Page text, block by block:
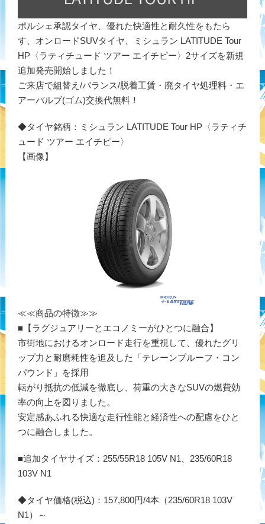
ポルシェ承認タイヤ、優れた快適性と耐久性をもたら
す、オンロードSUVタイヤ、ミシュラン LATITUDE Tour
HP〈ラティチュード ツアー エイチピー〉2サイズを新規
追加発売開始しました！
ご来店で組替え/バランス/脱着工賃・廃タイヤ処理料・エ
アーバルブ(ゴム)交換代無料！
◆タイヤ銘柄：ミシュラン LATITUDE Tour HP〈ラティチ
ュード ツアー エイチピー〉
【画像】
≪≪商品の特徴≫≫
■【ラグジュアリーとエコノミーがひとつに融合】
市街地におけるオンロード走行を重視して、優れたグリ
ップ力と耐磨耗性を追及した「テレーンプルーフ・コン
パウンド」を採用
転がり抵抗の低減を徹底し、荷重の大きなSUVの燃費効
率の向上を図りました。
安定感あふれる快適な走行性能と経済性への配慮をひと
つに融合しました。
■追加タイヤサイズ：255/55R18 105V N1、235/60R18
103V N1
◆タイヤ価格(税込)：157,800円/4本（235/60R18 103V
N1）～